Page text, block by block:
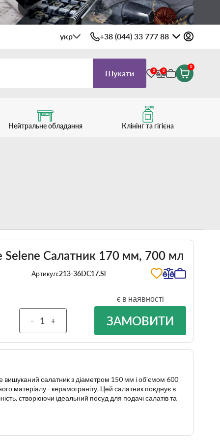
укр +38 (044) 33 777 88
Шукати 0 0
0
Нейтральне обладання Клінінг та гігієна
Selene Салатник 170 мм, 700 мл
Артикул:213-36DC17.Sl
- +
є в наявності
ЗАМОВИТИ
вишуканий салатник з діаметром 150 мм і об'ємом 600
матеріалу - керамограніту. Цей салатник поєднує в
створюючи ідеальний посуд для подачі салатів та
температур.